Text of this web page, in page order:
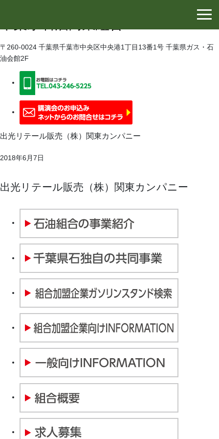
〒260-0024 千葉県千葉市中央区中央港1丁目13番1号 千葉県ガス・石
油会館2F
出光リテール販売（株）関東カンパニー
2018年6月7日
出光リテール販売（株）関東カンパニー